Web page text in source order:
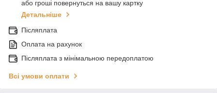
або гроші повернуться на вашу картку
Детальніше
Післяплата
Оплата на рахунок
Післяплата з мінімальною передоплатою
Всі умови оплати